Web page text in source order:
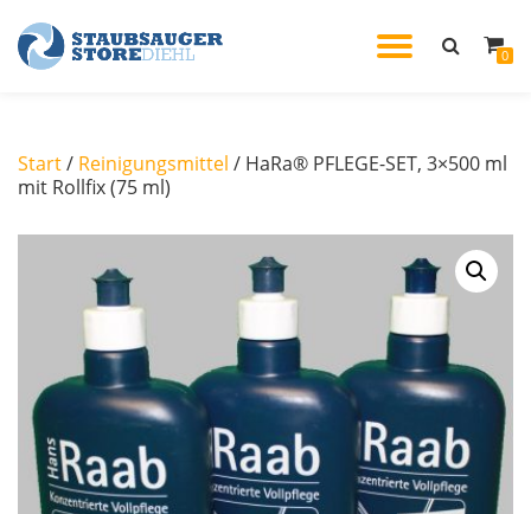
Skip
0
Start/ Reinigungsmittel / HaRa® PFLEGE-SET, 3×500 ml
mit Rollfix (75 ml)